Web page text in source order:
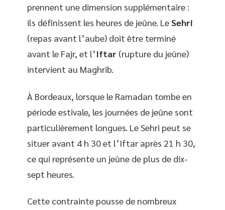
prennent une dimension supplémentaire :
ils définissent les heures de jeûne. LeSehri
(repas avant l’aube) doit être terminé
avant le Fajr, et l’Iftar (rupture du jeûne)
intervient au Maghrib.
À Bordeaux, lorsque le Ramadan tombe en
période estivale, les journées de jeûne sont
particulièrement longues. Le Sehri peut se
situer avant 4 h 30 et l’Iftar après 21 h 30,
ce qui représente un jeûne de plus de dix-
sept heures.
Cette contrainte pousse de nombreux